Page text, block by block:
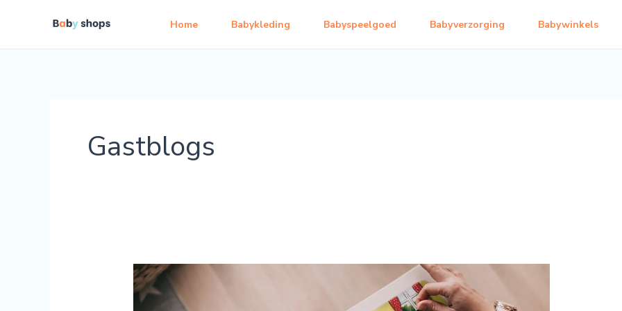
Home Babykleding Babyspeelgoed Babyverzorging Babywinkels
Gastblogs
Kinderopvang
in